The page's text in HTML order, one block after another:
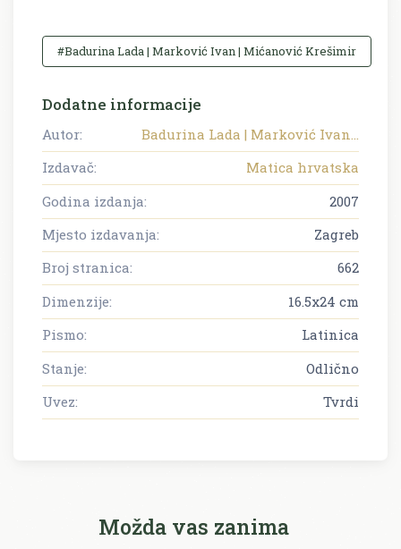
#Badurina Lada | Marković Ivan | Mićanović Krešimir
Dodatne informacije
Autor:
Badurina Lada | Marković Ivan...
Izdavač:
Matica hrvatska
Godina izdanja:
2007
Mjesto izdavanja:
Zagreb
Broj stranica:
662
Dimenzije:
16.5x24 cm
Pismo:
Latinica
Stanje:
Odlično
Uvez:
Tvrdi
Možda vas zanima